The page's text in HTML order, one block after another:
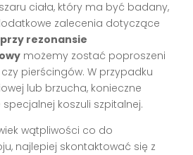
ciała, który ma być badany,
zalecenia dotyczące
przy rezonansie
możemy zostać poproszeni
pierścingów. W przypadku
lub brzucha, konieczne
koszuli szpitalnej.
wątpliwości co do
najlepiej skontaktować się z